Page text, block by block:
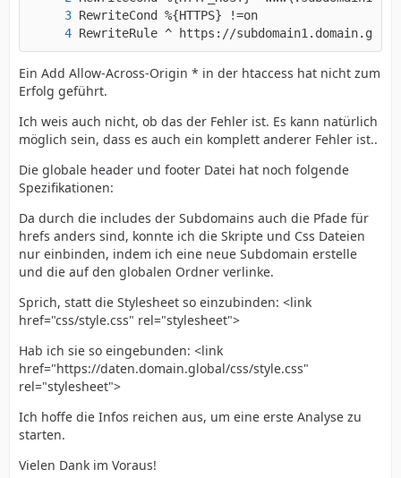
RewriteRule ^ https://
Ein Add Allow-Across-Origin * in der htaccess hat nicht zum
Erfolg geführt.
Ich weis auch nicht, ob das der Fehler ist. Es kann natürlich
möglich sein, dass es auch ein komplett anderer Fehler ist..
Die globale header und footer Datei hat noch folgende
Spezifikationen:
Da durch die includes der Subdomains auch die Pfade für
hrefs anders sind, konnte ich die Skripte und Css Dateien
nur einbinden, indem ich eine neue Subdomain erstelle
und die auf den globalen Ordner verlinke.
Sprich, statt die Stylesheet so einzubinden: <link
href="css/style.css" rel="stylesheet">
Hab ich sie so eingebunden: <link
href="https://daten.domain.global/css/style.css"
rel="stylesheet">
Ich hoffe die Infos reichen aus, um eine erste Analyse zu
starten.
Vielen Dank im Voraus!